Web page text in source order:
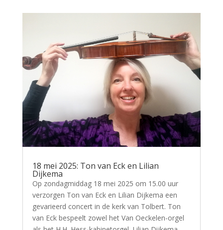
18 mei 2025: Ton van Eck en Lilian
Dijkema
Op zondagmiddag 18 mei 2025 om 15.00 uur
verzorgen Ton van Eck en Lilian Dijkema een
gevarieerd concert in de kerk van Tolbert. Ton
van Eck bespeelt zowel het Van Oeckelen-orgel